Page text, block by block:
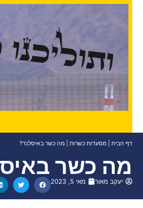
דף הבית מסעדות כשרות מה כשר באיסלנד?
מה כשר
יעקב מאור מאי 5, 2023